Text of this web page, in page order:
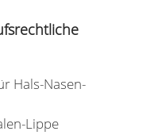
Hals-Nasen-
Lippe